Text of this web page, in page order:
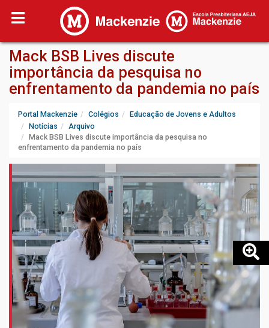
Mack BSB Lives discute
importância da pesquisa no
enfrentamento da pandemia no país
Portal Mackenzie Colégios
Educação de Jovens e Adultos
Notícias
Arquivo
Mack BSB Lives discute importância da pesquisa no
enfrentamento da pandemia no país